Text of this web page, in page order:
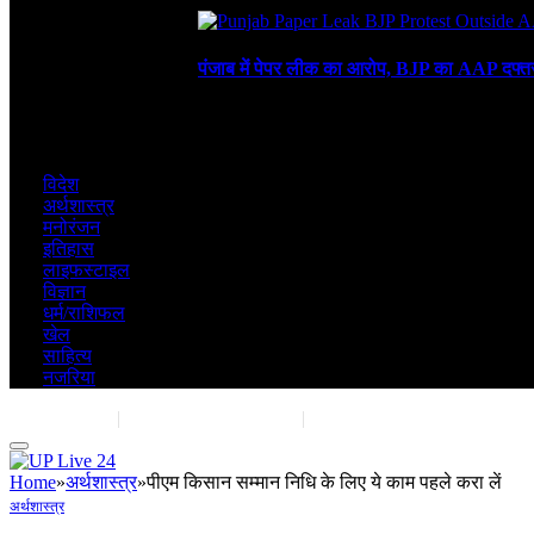
पंजाब में पेपर लीक का आरोप, BJP का AAP
विदेश
अर्थशास्त्र
मनोरंजन
इतिहास
लाइफस्टाइल
विज्ञान
धर्म/राशिफल
खेल
साहित्य
नजरिया
| |
Home»अर्थशास्त्र»पीएम किसान सम्मान निधि के लिए ये काम पहले करा लें
अर्थशास्त्र